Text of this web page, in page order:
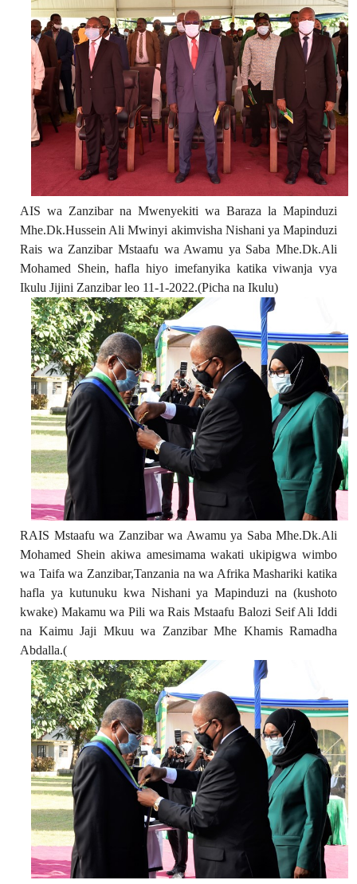
AIS wa Zanzibar na Mwenyekiti wa Baraza la Mapinduzi
Mhe.Dk.Hussein Ali Mwinyi akimvisha Nishani ya Mapinduzi
Rais wa Zanzibar Mstaafu wa Awamu ya Saba Mhe.Dk.Ali
Mohamed Shein, hafla hiyo imefanyika katika viwanja vya
Ikulu Jijini Zanzibar leo 11-1-2022.(Picha na Ikulu)
RAIS Mstaafu wa Zanzibar wa Awamu ya Saba Mhe.Dk.Ali
Mohamed Shein akiwa amesimama wakati ukipigwa wimbo
wa Taifa wa Zanzibar,Tanzania na wa Afrika Mashariki katika
hafla ya kutunuku kwa Nishani ya Mapinduzi na (kushoto
kwake) Makamu wa Pili wa Rais Mstaafu Balozi Seif Ali Iddi
na Kaimu Jaji Mkuu wa Zanzibar Mhe Khamis Ramadha
Abdalla.(